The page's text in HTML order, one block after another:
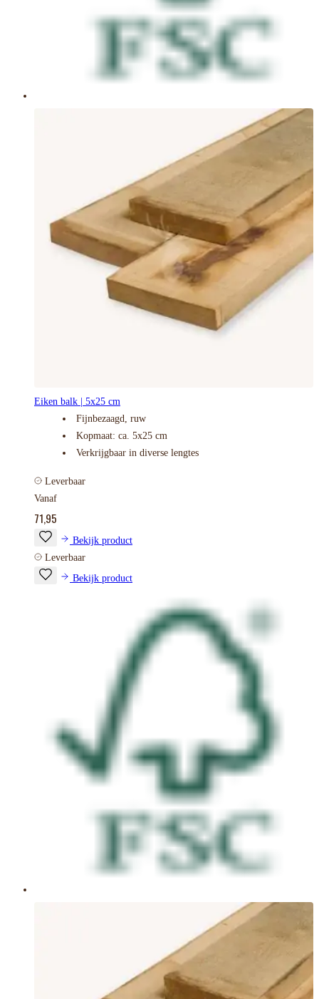
Eiken balk | 5x25 cm
Fijnbezaagd, ruw
Kopmaat: ca. 5x25 cm
Verkrijgbaar in diverse lengtes
Leverbaar
Vanaf
71,95
Bekijk product
Leverbaar
Bekijk product